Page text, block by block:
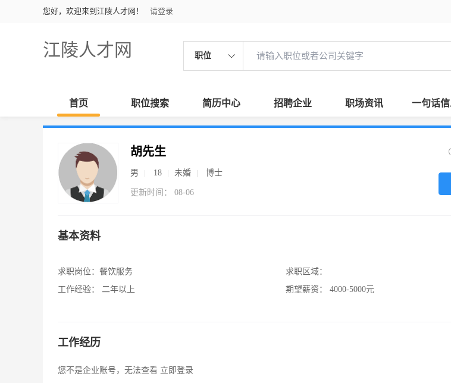
您好，欢迎来到江陵人才网！ 请登录
江陵人才网 职位
首页 职位搜索 简历中心 招聘企业 职场资讯 一句话
胡先生
男 18 未婚 博士
更新时间： 08-06
基本资料
求职岗位： 餐饮服务
工作经验：
二年以上
求职区域：
期望薪资：
4000-5000元
工作经历
您不是企业账号，无法查看 立即登录